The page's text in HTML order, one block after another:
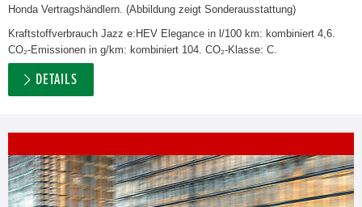
Honda Vertragshändlern. (Abbildung zeigt Sonderausstattung)
Kraftstoffverbrauch Jazz e:HEV Elegance in l/100 km: kombiniert 4,6.
CO₂-Emissionen in g/km: kombiniert 104. CO₂-Klasse: C.
DETAILS